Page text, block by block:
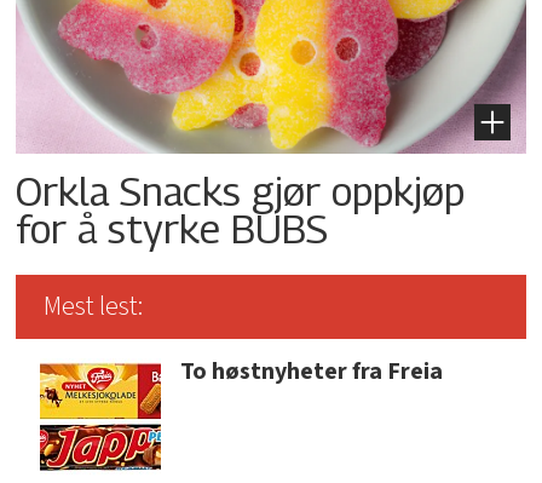
Orkla Snacks gjør oppkjøp
for å styrke BUBS
Mest lest:
To høstnyheter fra Freia